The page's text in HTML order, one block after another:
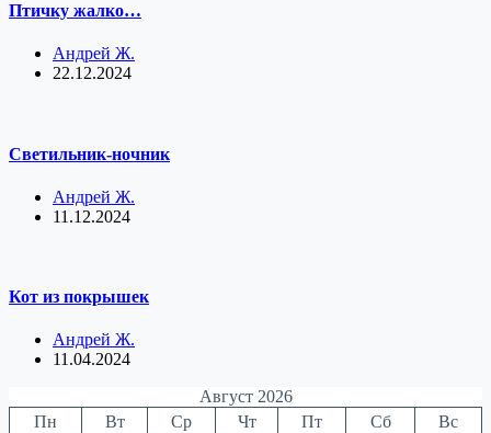
Птичку жалко…
Андрей Ж.
22.12.2024
Светильник-ночник
Андрей Ж.
11.12.2024
Кот из покрышек
Андрей Ж.
11.04.2024
Август 2026
Пн
Вт Ср Чт Пт Сб
Вс